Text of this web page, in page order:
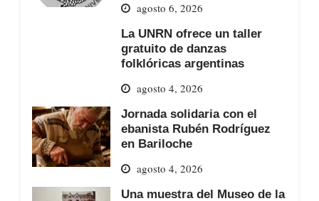
agosto 6, 2026
La UNRN ofrece un taller
gratuito de danzas
folklóricas argentinas
agosto 4, 2026
Jornada solidaria con el
ebanista Rubén Rodríguez
en Bariloche
agosto 4, 2026
Una muestra del Museo de la